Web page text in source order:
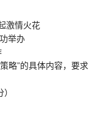
激情火花
举办
略”的具体内容，要求